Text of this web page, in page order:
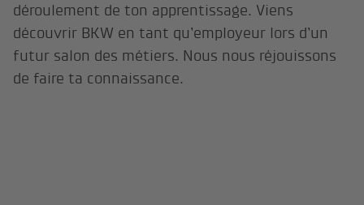
déroulement de ton apprentissage. Viens
découvrir BKW en tant qu’employeur lors d’un
futur salon des métiers. Nous nous réjouissons
de faire ta connaissance.